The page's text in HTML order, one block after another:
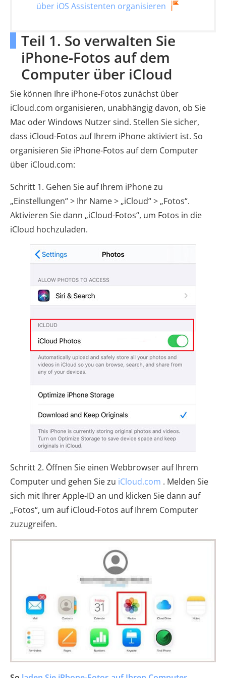
über iOS Assistenten organisieren
Teil 1. So verwalten Sie
iPhone-Fotos auf dem
Computer über iCloud
Sie können Ihre iPhone-Fotos zunächst über
iCloud.com organisieren, unabhängig davon, ob Sie
Mac oder Windows Nutzer sind. Stellen Sie sicher,
dass iCloud-Fotos auf Ihrem iPhone aktiviert ist. So
organisieren Sie iPhone-Fotos auf dem Computer
über iCloud.com:
Schritt 1. Gehen Sie auf Ihrem iPhone zu
„Einstellungen“ > Ihr Name > „iCloud“ > „Fotos“.
Aktivieren Sie dann „iCloud-Fotos“, um Fotos in die
iCloud hochzuladen.
Schritt 2. Öffnen Sie einen Webbrowser auf Ihrem
Computer und gehen Sie zu iCloud.com . Melden Sie
sich mit Ihrer Apple-ID an und klicken Sie dann auf
„Fotos“, um auf iCloud-Fotos auf Ihrem Computer
zuzugreifen.